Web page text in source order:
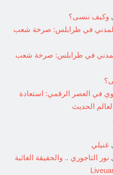
وكيف ننسى؟
في طرابلس: صرخة شعب
في طرابلس: صرخة شعب
في العصر الرقمي: استعادة
الحديث
غنيلي
نور التاجوري .. والحقيقة الغائبة